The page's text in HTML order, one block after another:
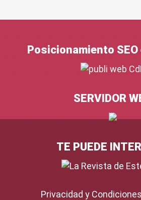
Posicionamiento SEO
SERVIDOR
TE PUEDE
Privacidad y